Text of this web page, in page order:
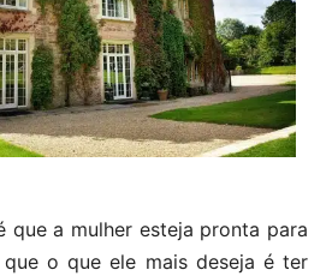
que a mulher esteja pronta para
o que ele mais deseja é ter